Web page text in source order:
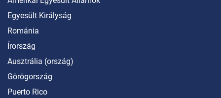
Egyesült Királyság
Románia
Írország
Ausztrália (ország)
Görögország
Puerto Rico